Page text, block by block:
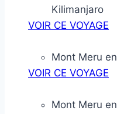
Kilimanjaro
VOIR CE VOYAGE
Mont Meru
VOIR CE VOYAGE
Mont Meru